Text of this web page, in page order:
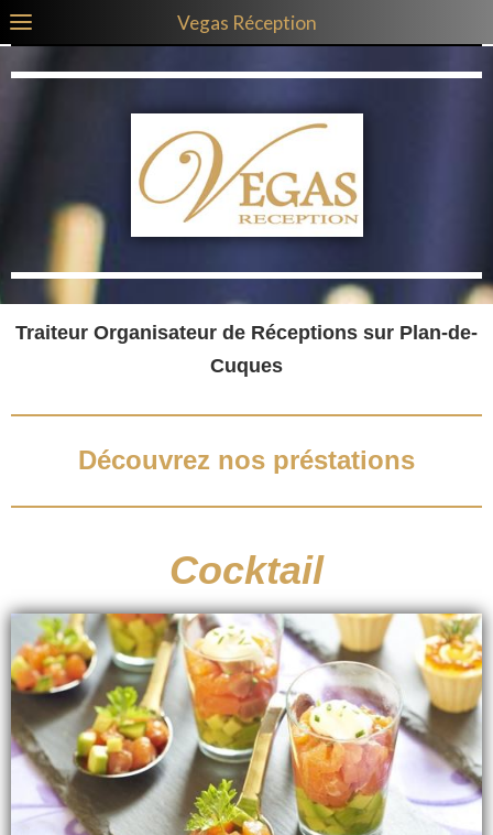
Vegas Réception
Traiteur Organisateur de Réceptions sur Plan-de-
Cuques
Découvrez nos préstations
Cocktail